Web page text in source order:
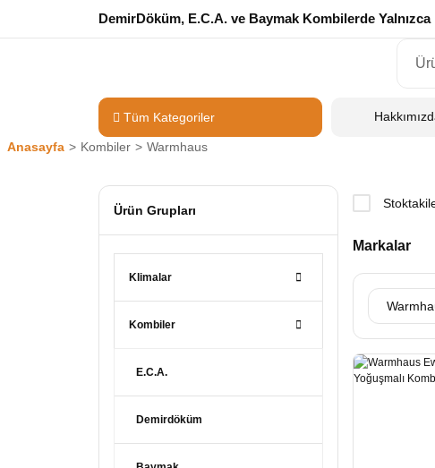
DemirDöküm, E.C.A. ve Baymak Kombilerde
Tüm Kategoriler
Anasayfa Kombiler Warmhaus
Ürün Grupları
Klimalar
Kombiler
E.C.A.
Demirdöküm
Markalar